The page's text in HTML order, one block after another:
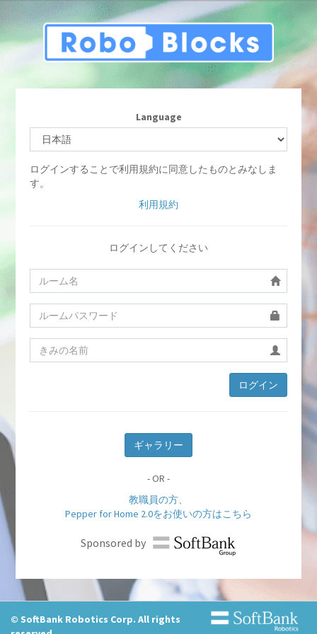
Language
ログインすることで利用規約に同意したものとみなしま
す。
利用規約
ログインしてください
ログイン
ギャラリー
- OR -
教職員の方、
Pepper for Home 2.0をお使いの方はこちら
Sponsored by
© SoftBank Robotics Corp. All rights